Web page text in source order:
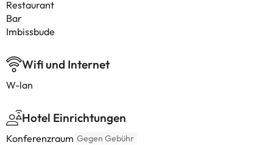
Restaurant
Bar
Imbissbude
Wifi und Internet
W-lan
Hotel Einrichtungen
Konferenzraum Gegen Gebühr